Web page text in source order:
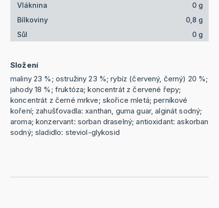
Vláknina
0 g
Bílkoviny
0,8 g
Sůl
0 g
Složení
maliny 23 %; ostružiny 23 %; rybíz (červený, černý) 20 %;
jahody 18 %; fruktóza; koncentrát z červené řepy;
koncentrát z černé mrkve; skořice mletá; perníkové
koření; zahušťovadla: xanthan, guma guar, alginát sodný;
aroma; konzervant: sorban draselný; antioxidant: askorban
sodný; sladidlo: steviol-glykosid